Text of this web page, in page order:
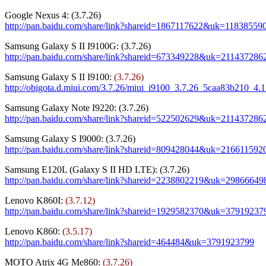
Google Nexus 4: (3.7.26)
http://pan.baidu.com/share/
Samsung Galaxy S II I9100G: (3.7.26)
http://pan.baidu.com/share/
Samsung Galaxy S II I9100: (3.7.26)
http://obigota.d.miui.com/3.7.26/
Samsung Galaxy Note I9220: (3.7.26)
http://pan.baidu.com/share/
Samsung Galaxy S I9000: (3.7.26)
http://pan.baidu.com/share/
Samsung E120L (Galaxy S II HD LTE): (3.7.26)
http://pan.baidu.com/share/
Lenovo K860I: (3.7.12)
http://pan.baidu.com/share/
Lenovo K860: (3.5.17)
http://pan.baidu.com/share/link?shareid=464484&uk=3791923799
MOTO Atrix 4G Me860: (3.7.26)